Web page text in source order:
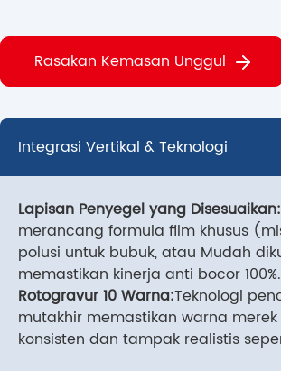
sehingga sangat
mengurangi kerugian
pengembalian yang
produsen yang
mengawasi setiap
tahapan produksi
mulai dari peniupan
film hingga
pencetakan
rotogravure,
sehingga
memungkinkan
Rasakan Kemasan Unggul
Integrasi Vertikal & Teknologi
Lapisan Penyegel yang Disesuaikan:
merancang formula film khusus
polusi untuk bubuk, atau Mudah
memastikan kinerja anti bocor 100%.
Rotogravur 10 Warna:Teknologi
mutakhir memastikan warna
konsisten dan tampak realistis